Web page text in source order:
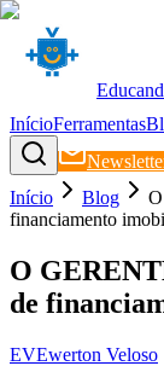
InícioFerramentas
Início
Blog
financiamento
O
de
EVEwerton Veloso